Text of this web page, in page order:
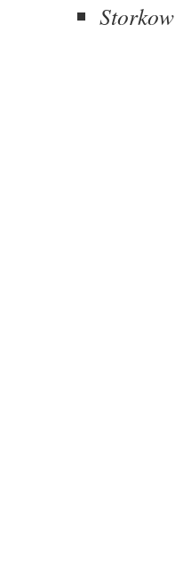
Storkow